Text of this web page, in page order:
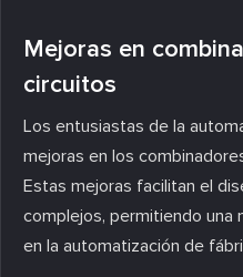
Mejoras en
circuitos
Los entusiastas de la
mejoras en los
Estas mejoras facilitan el
complejos, permitiendo una
en la automatización de